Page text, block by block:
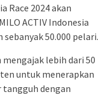
Race 2024 akan
ACTIV Indonesia
50.000 pelari.
lebih dari 50
untuk menerapkan
dengan